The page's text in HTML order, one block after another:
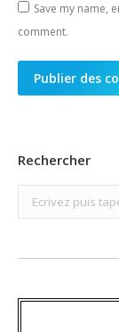
Save my name,
comment.
Publier des
Rechercher
Search: